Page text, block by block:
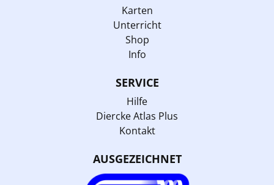
Karten
Unterricht
Shop
Info
SERVICE
Hilfe
Diercke Atlas Plus
Kontakt
AUSGEZEICHNET